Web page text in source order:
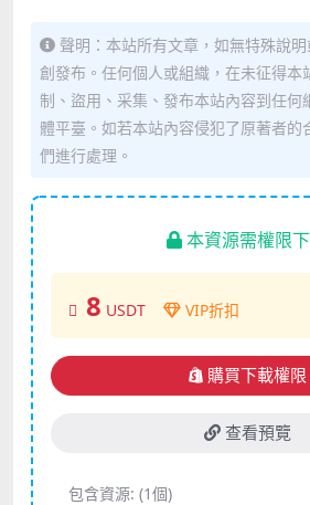
聲明：本站所有文章，如無特殊說
創發布。任何個人或組織，在未征得本
制、盜用、采集、發布本站內容到任何
體平臺。如若本站內容侵犯了原著者的
們進行處理。
本資源需權限
8 USDT VIP折扣
購買下載權限
查看預覽
包含資源: (1個)